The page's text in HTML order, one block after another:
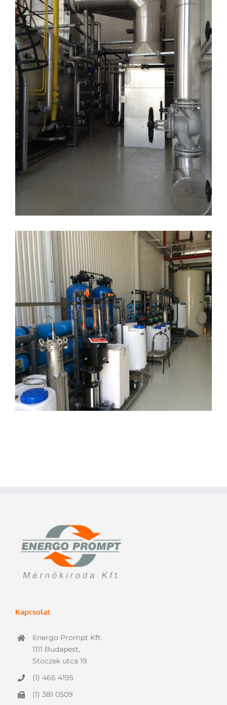
Kapcsolat
Energo Prompt Kft.
1111 Budapest,
Stoczek utca 19.
(1) 466 4195
(1) 381 0509